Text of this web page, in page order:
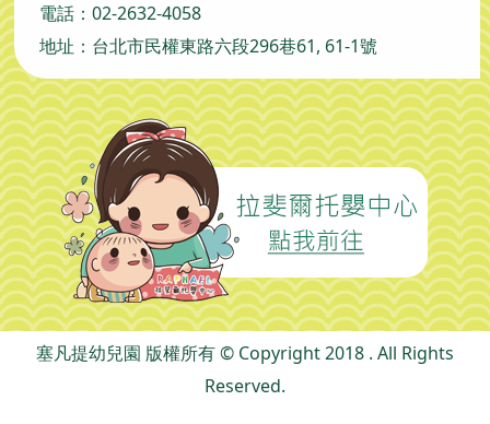
電話： 02-2632-4058
地址：台北市民權東路六段296巷61, 61-1號
塞凡提幼兒園 版權所有 © Copyright 2018 . All Rights
Reserved.